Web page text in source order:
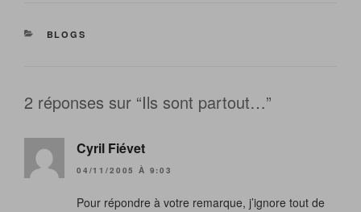
CATÉGORIES
BLOGS
2 réponses sur “Ils sont partout…”
Cyril Fiévet
04/11/2005 À 9:03
Pour répondre à votre remarque, j’ignore tout de